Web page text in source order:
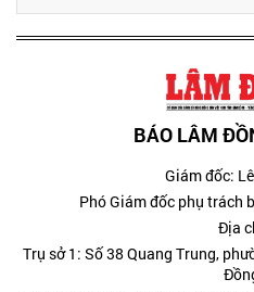
BÁO LÂM
Giám đốc:
Phó Giám đốc phụ trách
Địa
Trụ sở 1: Số 38 Quang Trung,